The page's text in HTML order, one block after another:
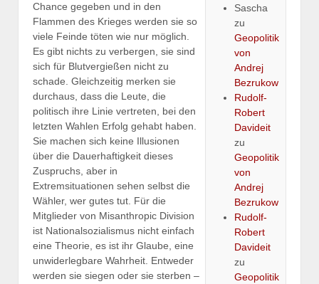
Chance gegeben und in den
Flammen des Krieges werden sie so
viele Feinde töten wie nur möglich.
Es gibt nichts zu verbergen, sie sind
sich für Blutvergießen nicht zu
schade. Gleichzeitig merken sie
durchaus, dass die Leute, die
politisch ihre Linie vertreten, bei den
letzten Wahlen Erfolg gehabt haben.
Sie machen sich keine Illusionen
über die Dauerhaftigkeit dieses
Zuspruchs, aber in
Extremsituationen sehen selbst die
Wähler, wer gutes tut. Für die
Mitglieder von Misanthropic Division
ist Nationalsozialismus nicht einfach
eine Theorie, es ist ihr Glaube, eine
unwiderlegbare Wahrheit. Entweder
werden sie siegen oder sie sterben –
Sascha
zu
Geopolitik
von
Andrej
Bezrukow
Rudolf-
Robert
Davideit
zu
Geopolitik
von
Andrej
Bezrukow
Rudolf-
Robert
Davideit
zu
Geopolitik